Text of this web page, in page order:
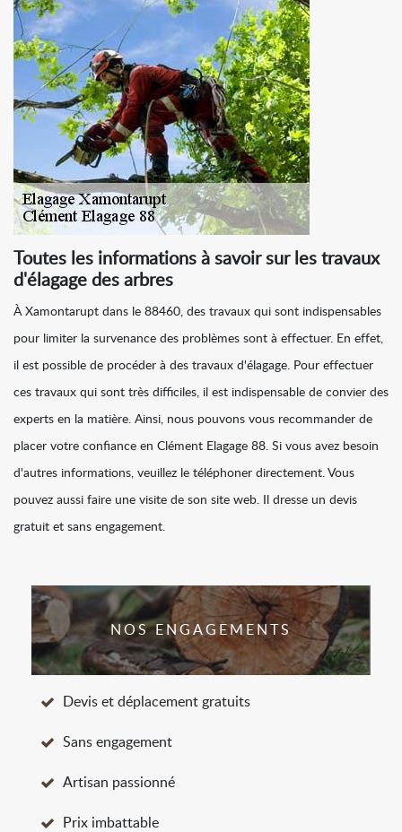
Toutes les informations à savoir sur les travaux
d'élagage des arbres
À Xamontarupt dans le 88460, des travaux qui sont indispensables
pour limiter la survenance des problèmes sont à effectuer. En effet,
il est possible de procéder à des travaux d'élagage. Pour effectuer
ces travaux qui sont très difficiles, il est indispensable de convier des
experts en la matière. Ainsi, nous pouvons vous recommander de
placer votre confiance en Clément Elagage 88. Si vous avez besoin
d'autres informations, veuillez le téléphoner directement. Vous
pouvez aussi faire une visite de son site web. Il dresse un devis
gratuit et sans engagement.
NOS ENGAGEMENTS
Devis et déplacement gratuits
Sans engagement
Artisan passionné
Prix imbattable